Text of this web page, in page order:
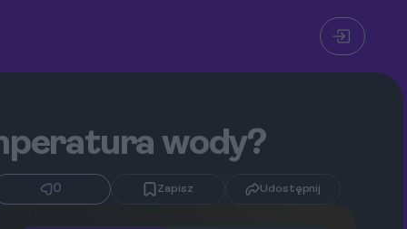
wody?
0 Zapisz Udostępnij